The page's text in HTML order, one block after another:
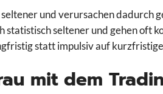
und verursachen dadurch
statistisch seltener und gehen oft
statt impulsiv auf
mit dem